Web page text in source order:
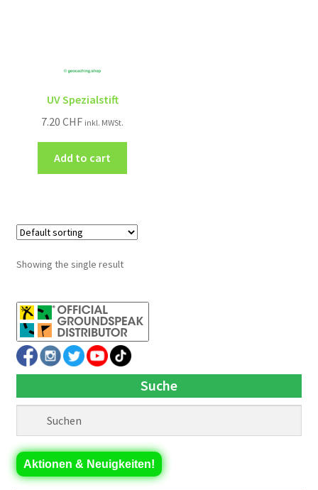
UV Spezialstift
7.20CHF inkl. MWSt.
Add to cart
Showing the single result
Suche
Aktionen & Neuigkeiten!